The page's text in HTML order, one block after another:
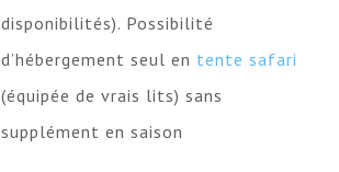
disponibilités). Possibilité
d’hébergement seul en tente safari
(équipée de vrais lits) sans
supplément en saison